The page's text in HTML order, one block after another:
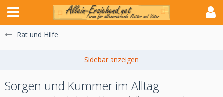
Rat und Hilfe
Sorgen und Kummer im Alltag